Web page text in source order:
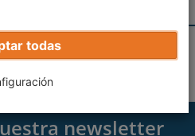
oferta real
de tu coche.
a C-17.
4km y, a continuación toma
Vic.
dirección Av. De la Ribera
Vic
newsletter
todas